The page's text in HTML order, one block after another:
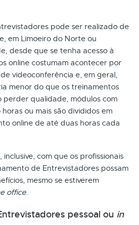
pode ser realizado de
em Limoeiro do Norte ou
desde que se tenha acesso à
online costumam acontecer por
videoconferência e, em geral,
menor do que os treinamentos
perder qualidade, módulos com
ou mais são divididos em
online de até duas horas cada
com que os profissionais
de Entrevistadores possam
mesmo se estiverem
office.
pessoal ou in